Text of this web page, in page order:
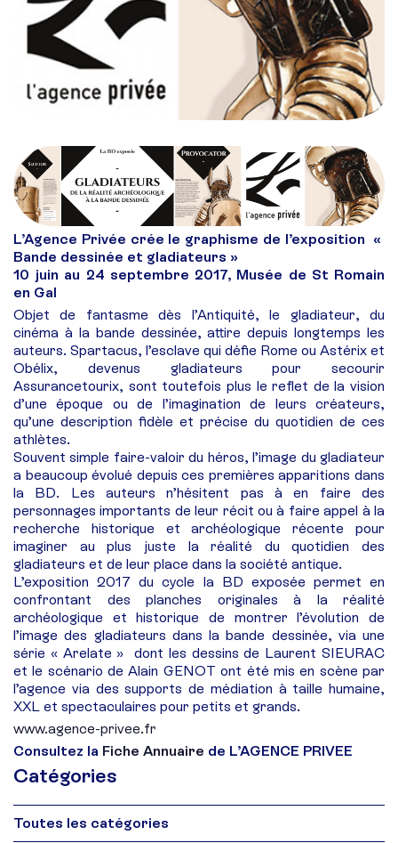
L’Agence Privée crée le graphisme de l’exposition «
Bande dessinée et gladiateurs »
10 juin au 24 septembre 2017, Musée de St Romain
en Gal
Objet de fantasme dès l’Antiquité, le gladiateur, du
cinéma à la bande dessinée, attire depuis longtemps les
auteurs. Spartacus, l’esclave qui défie Rome ou Astérix et
Obélix, devenus gladiateurs pour secourir
Assurancetourix, sont toutefois plus le reflet de la vision
d’une époque ou de l’imagination de leurs créateurs,
qu’une description fidèle et précise du quotidien de ces
athlètes.
Souvent simple faire-valoir du héros, l’image du gladiateur
a beaucoup évolué depuis ces premières apparitions dans
la BD. Les auteurs n’hésitent pas à en faire des
personnages importants de leur récit ou à faire appel à la
recherche historique et archéologique récente pour
imaginer au plus juste la réalité du quotidien des
gladiateurs et de leur place dans la société antique.
L’exposition 2017 du cycle la BD exposée permet en
confrontant des planches originales à la réalité
archéologique et historique de montrer l’évolution de
l’image des gladiateurs dans la bande dessinée, via une
série « Arelate » dont les dessins de Laurent SIEURAC
et le scénario de Alain GENOT ont été mis en scène par
l’agence via des supports de médiation à taille humaine,
XXL et spectaculaires pour petits et grands.
www.agence-privee.fr
Consultez la Fiche Annuaire de L’AGENCE PRIVEE
Catégories
Toutes les catégories